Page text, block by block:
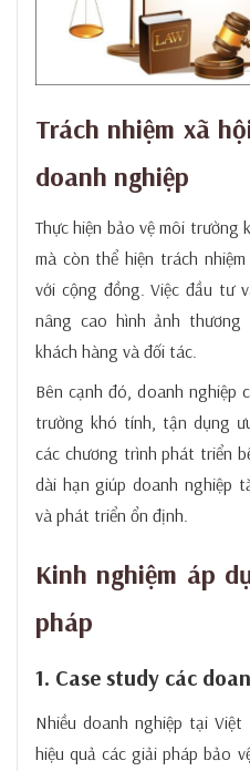
Trách nhiệm xã
doanh nghiệp
Thực hiện bảo vệ môi trường
mà còn thể hiện trách
với cộng đồng. Việc đầu tư
nâng cao hình ảnh
khách hàng và đối tác.
Bên cạnh đó, doanh nghiệp
trường khó tính, tận dụng
các chương trình phát triển
dài hạn giúp doanh nghiệp
và phát triển ổn định.
Kinh nghiệm áp
pháp
1. Case study các
Nhiều doanh nghiệp tại
hiệu quả các giải pháp bảo